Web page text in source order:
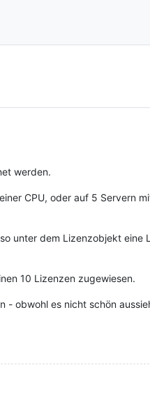
werden.
CPU, oder auf 5 Servern
unter dem Lizenzobjekt eine
10 Lizenzen zugewiesen.
- obwohl es nicht schön